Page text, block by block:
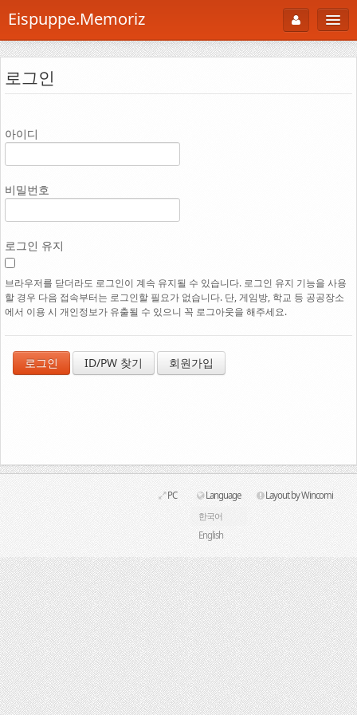
Eispuppe.Memoriz
About
AboutTori
Gallery
공부방
Link
로그인
아이디
비밀번호
로그인 유지
브라우저를 닫더라도 로그인이 계속 유지될 수 있습니다. 로그인 유지 기능을 사용
할 경우 다음 접속부터는 로그인할 필요가 없습니다. 단, 게임방, 학교 등 공공장소
에서 이용 시 개인정보가 유출될 수 있으니 꼭 로그아웃을 해주세요.
ID/PW 찾기 회원가입
PC
Language
한국어
English
Layout by Wincomi